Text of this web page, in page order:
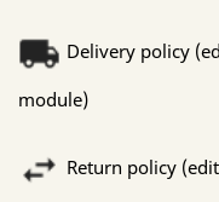
Delivery policy
module)
Return policy